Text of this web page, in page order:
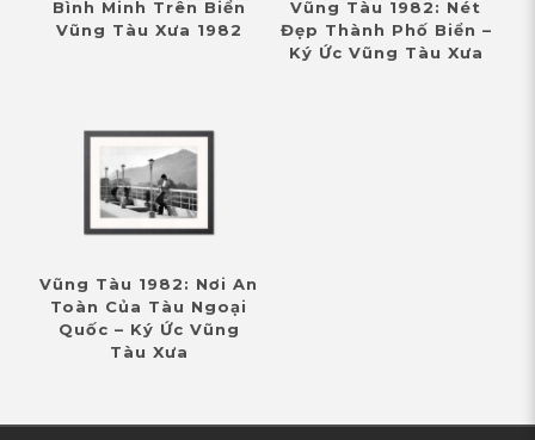
Bình Minh Trên Biển
Vũng Tàu Xưa 1982
Vũng Tàu 1982: Nét
Đẹp Thành Phố Biển –
Ký Ức Vũng Tàu Xưa
Vũng Tàu 1982: Nơi An
Toàn Của Tàu Ngoại
Quốc – Ký Ức Vũng
Tàu Xưa